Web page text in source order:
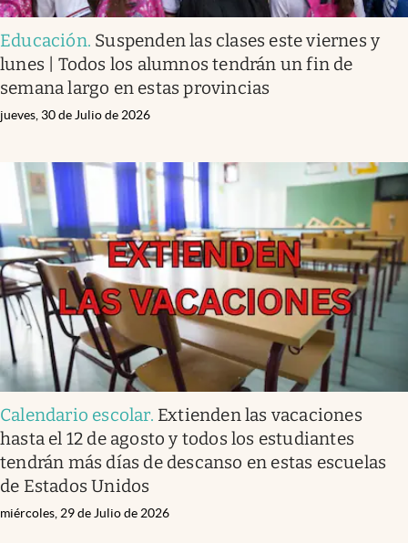
Educación. Suspenden las clases este viernes y
lunes | Todos los alumnos tendrán un fin de
semana largo en estas provincias
jueves, 30 de Julio de 2026
Calendario escolar. Extienden las vacaciones
hasta el 12 de agosto y todos los estudiantes
tendrán más días de descanso en estas escuelas
de Estados Unidos
miércoles, 29 de Julio de 2026